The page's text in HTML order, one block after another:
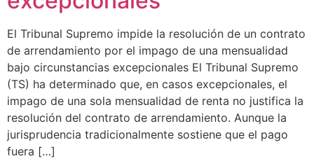
El Tribunal Supremo impide la resolución de un contrato
de arrendamiento por el impago de una mensualidad
bajo circunstancias excepcionales El Tribunal Supremo
(TS) ha determinado que, en casos excepcionales, el
impago de una sola mensualidad de renta no justifica la
resolución del contrato de arrendamiento. Aunque la
jurisprudencia tradicionalmente sostiene que el pago
fuera […]